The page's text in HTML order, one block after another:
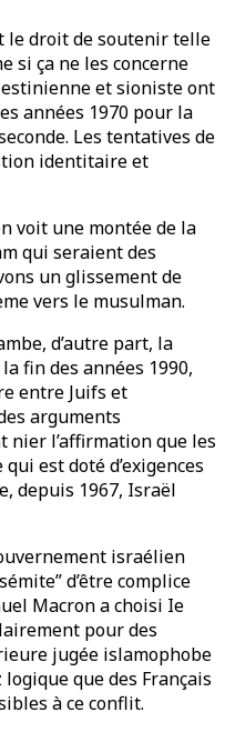
le droit de soutenir telle
si ça ne les concerne
et sioniste ont
années 1970 pour la
Les tentatives de
identitaire et
voit une montée de la
qui seraient des
un glissement de
vers le musulman.
d’autre part, la
fin des années 1990,
entre Juifs et
arguments
l’affirmation que les
est doté d’exigences
depuis 1967, Israël
israélien
d’être complice
Macron a choisi Ie
pour des
jugée islamophobe
logique que des Français
à ce conflit.